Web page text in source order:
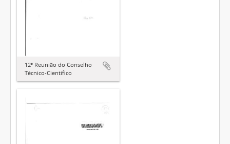
12ª Reunião do Conselho
Técnico-Científico